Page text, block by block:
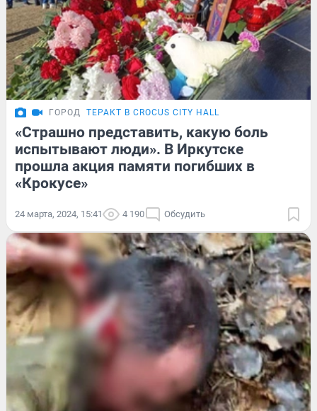
ГОРОД ТЕРАКТ В CROCUS CITY HALL
«Страшно представить, какую боль
испытывают люди». В Иркутске
прошла акция памяти погибших в
«Крокусе»
24 марта, 2024, 15:41 4 190 Обсудить